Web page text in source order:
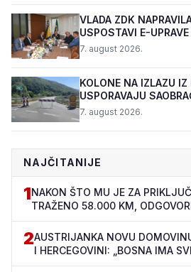
VLADA ZDK
USPOSTAVI E-UPRAVE
7. august 2026.
KOLONE NA IZLAZU IZ
USPORAVAJU
7. august 2026.
NAJČITANIJE
1NAKON ŠTO MU JE ZA
TRAŽENO 58.000 KM,
2AUSTRIJANKA NOVU
I HERCEGOVINI: „BOSNA IMA